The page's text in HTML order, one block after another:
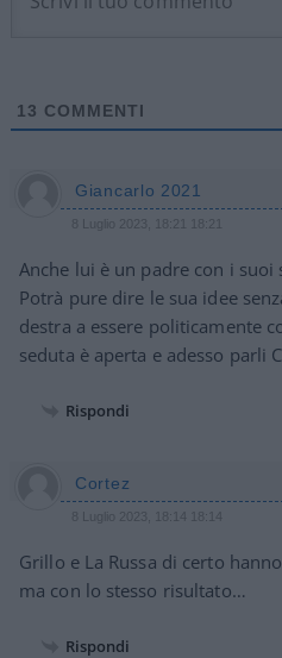
13 COMMENTI
Giancarlo 2021
8 Luglio 2023, 18:21 18:21
Anche lui è un padre con i
Potrà pure dire le sua idee
destra a essere politicamente
seduta è aperta e adesso parli
Rispondi
Cortez
8 Luglio 2023, 18:14 18:14
Grillo e La Russa di certo
ma con lo stesso risultato…
Rispondi